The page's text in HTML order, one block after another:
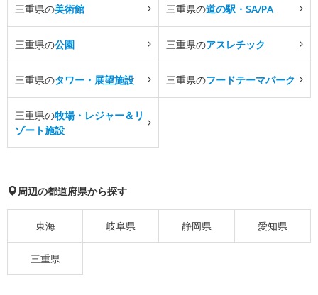
三重県の美術館 三重県の道の駅・SA/PA
三重県の公園 三重県のアスレチック
三重県のタワー・展望施設 三重県のフードテーマパーク
三重県の牧場・レジャー＆リ
ゾート施設
周辺の都道府県から探す
東海 岐阜県 静岡県 愛知県
三重県